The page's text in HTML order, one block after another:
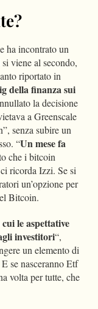
ha incontrato un
viene al secondo,
riportato in
della finanza sui
la decisione
a Greenscale
senza subire un
“Un mese fa
che i bitcoin
ricorda Izzi. Se si
un’opzione per
Bitcoin.
le aspettative
investitori“,
un elemento di
se nasceranno Etf
volta per tutte, che